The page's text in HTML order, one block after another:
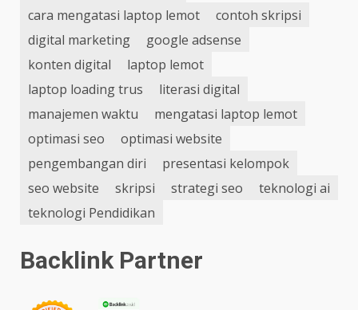
cara mengatasi laptop lemot
contoh skripsi
digital marketing
google adsense
konten digital
laptop lemot
laptop loading trus
literasi digital
manajemen waktu
mengatasi laptop lemot
optimasi seo
optimasi website
pengembangan diri
presentasi kelompok
seo website
skripsi strategi seo
teknologi ai
teknologi Pendidikan
Backlink Partner